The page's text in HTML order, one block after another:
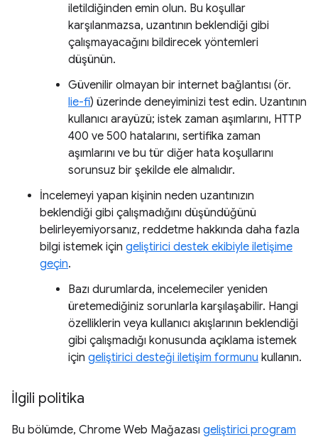
iletildiğinden emin olun. Bu koşullar
karşılanmazsa, uzantının beklendiği gibi
çalışmayacağını bildirecek yöntemleri
düşünün.
Güvenilir olmayan bir internet bağlantısı (ör.
lie-fi) üzerinde deneyiminizi test edin. Uzantının
kullanıcı arayüzü; istek zaman aşımlarını, HTTP
400 ve 500 hatalarını, sertifika zaman
aşımlarını ve bu tür diğer hata koşullarını
sorunsuz bir şekilde ele almalıdır.
İncelemeyi yapan kişinin neden uzantınızın
beklendiği gibi çalışmadığını düşündüğünü
belirleyemiyorsanız, reddetme hakkında daha fazla
bilgi istemek için geliştirici destek ekibiyle iletişime
geçin.
Bazı durumlarda, incelemeciler yeniden
üretemediğiniz sorunlarla karşılaşabilir. Hangi
özelliklerin veya kullanıcı akışlarının beklendiği
gibi çalışmadığı konusunda açıklama istemek
için geliştirici desteği iletişim formunu kullanın.
İlgili politika
Bu bölümde, Chrome Web Mağazası geliştirici program